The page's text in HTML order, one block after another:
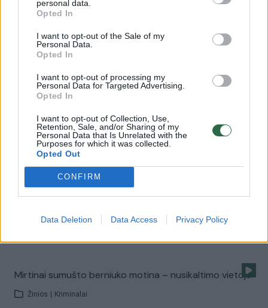
personal data.
Opted In
I want to opt-out of the Sale of my
Personal Data.
Opted In
I want to opt-out of processing my
Personal Data for Targeted Advertising.
Opted In
I want to opt-out of Collection, Use,
Retention, Sale, and/or Sharing of my
Personal Data that Is Unrelated with the
Purposes for which it was collected.
Opted Out
CONFIRM
Data Deletion Data Access Privacy Policy
Žinios | Lietuvos diena
Trumpos žinios: keturmečio motiną nusikaltimo vietoje
plūdo kaimynės
Žinios | Lietuvos diena
Psichologas įvertino reakcijas dėl Kėdainių tragedijos:
rėkia tie, kurie jaučiasi kalti
Žinios | Lietuvos diena
Keturmečio motina bute rodė, kaip ir kuo buvo
talžomas mažylis
Mirtinai sumušto berniuko motina – nusikaltimo vietoje
Žinios Kriminalai